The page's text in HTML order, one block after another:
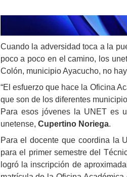
Cuando la adversidad toca a la
poco a poco en el camino, los
Colón, municipio Ayacucho, no
“El esfuerzo que hace la Oficina
que son de los diferentes
Para esos jóvenes la UNET es
unetense, Cupertino Noriega.
Para el docente que coordina la
para el primer semestre del
logró la inscripción de